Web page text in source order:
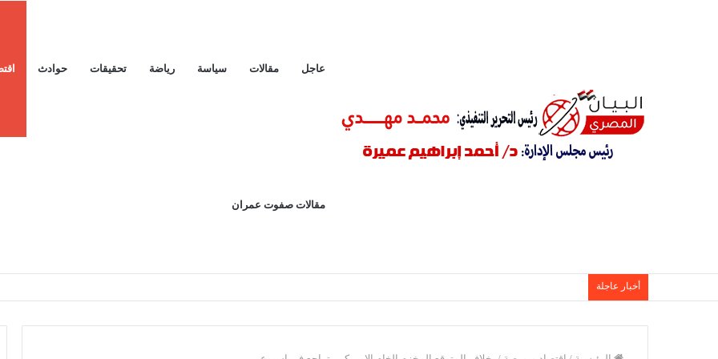
عاجل مقالات سياسة رياضة تحقيقات حوادث
مقالات صفوت عمران
أخبار عاجلة